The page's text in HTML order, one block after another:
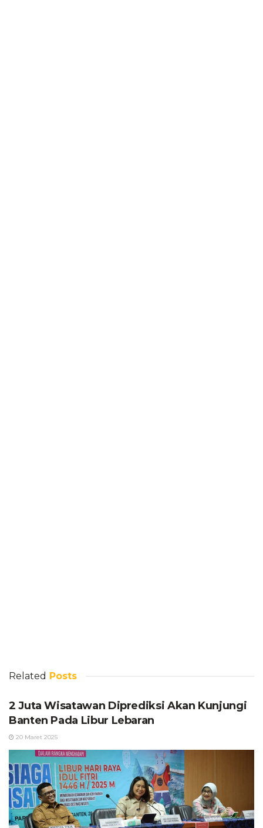
Related Posts
2 Juta Wisatawan Diprediksi Akan Kunjungi
Banten Pada Libur Lebaran
20 Maret 2025